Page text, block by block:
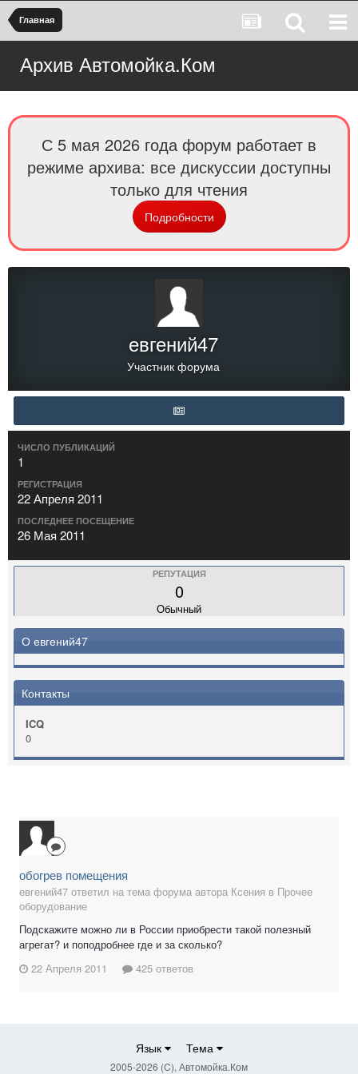
Главная
Архив Автомойка.Ком
С 5 мая 2026 года форум работает в
режиме архива: все дискуссии доступны
только для чтения
Подробности
евгений47
Участник форума
ЧИСЛО ПУБЛИКАЦИЙ
1
РЕГИСТРАЦИЯ
22 Апреля 2011
ПОСЛЕДНЕЕ ПОСЕЩЕНИЕ
26 Мая 2011
РЕПУТАЦИЯ
0
Обычный
О евгений47
Контакты
ICQ
0
обогрев помещения
евгений47 ответил на тема форума автора Ксения в Прочее
оборудование
Подскажите можно ли в России приобрести такой полезный
агрегат? и поподробнее где и за сколько?
22 Апреля 2011
425 ответов
Язык Тема
2005-2026 (C), Автомойка.Ком